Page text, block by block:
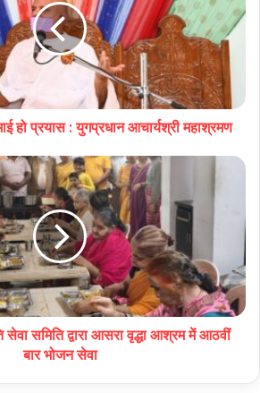
हो प्रयास : युगप्रधान आचार्यश्री महाश्रमण
समिति द्वारा आसरा वृद्धा आश्रम में आठवीं
बार भोजन सेवा